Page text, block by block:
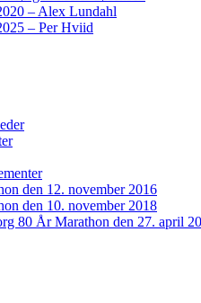
– Alex Lundahl
– Per Hviid
den 12. november 2016
den 10. november 2018
80 År Marathon den 27. april